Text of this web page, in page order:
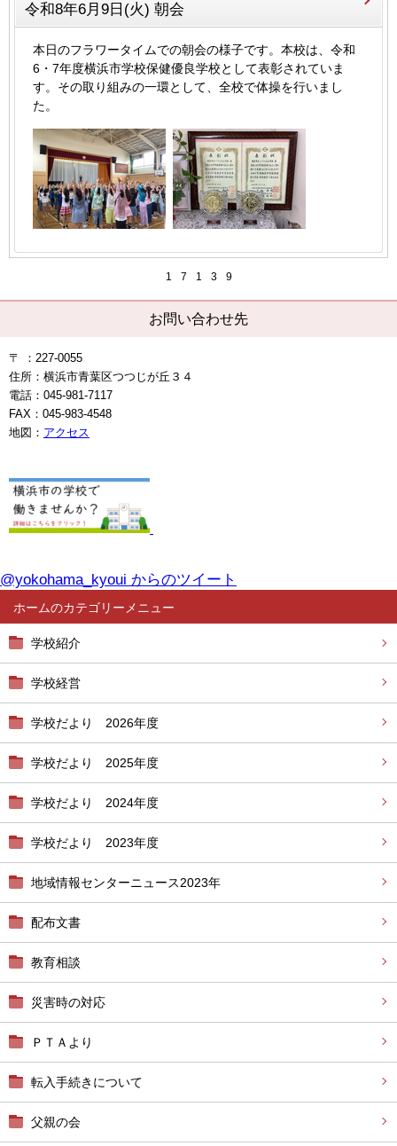
ホーム
学校紹介
学校経営
学校だより 2026年度
学校だより 2025年度
学校だより 2024年度
学校だより 2023年度
地域情報センターニュース2023年
配布文書
教育相談
災害時の対応
ＰＴＡより
転入手続きについて
父親の会
令和8年6月9日(火) 朝会
本日のフラワータイムでの朝会の様子です。本校は、令和
6・7年度横浜市学校保健優良学校として表彰されていま
す。その取り組みの一環として、全校で体操を行いまし
た。
1 7 1 3 9
お問い合わせ先
〒 ：227-0055
住所：横浜市青葉区つつじが丘３４
電話：045-981-7117
FAX：045-983-4548
地図： アクセス
@yokohama_kyoui からのツイート